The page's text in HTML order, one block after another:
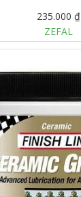
235.000 ₫
ZEFAL